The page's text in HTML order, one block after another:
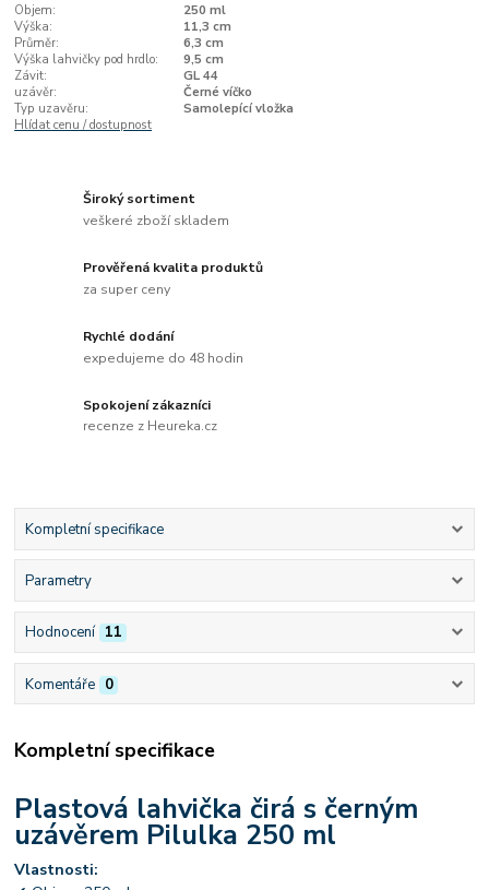
Objem:
250 ml
Výška:
11,3 cm
Průměr:
6,3 cm
Výška lahvičky pod hrdlo:
9,5 cm
Závit:
GL 44
uzávěr:
Černé víčko
Typ uzavěru:
Samolepící vložka
Hlídat cenu / dostupnost
Široký sortiment
veškeré zboží skladem
Prověřená kvalita produktů
za super ceny
Rychlé dodání
expedujeme do 48 hodin
Spokojení zákazníci
recenze z Heureka.cz
Kompletní specifikace
Parametry
Hodnocení 11
Komentáře 0
Kompletní specifikace
Plastová lahvička čirá s černým
uzávěrem Pilulka 250 ml
Vlastnosti: